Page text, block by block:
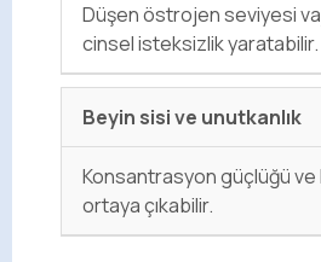
Düşen östrojen seviyesi
cinsel isteksizlik yaratabilir.
Beyin sisi ve unutkanlık
Konsantrasyon güçlüğü ve
ortaya çıkabilir.